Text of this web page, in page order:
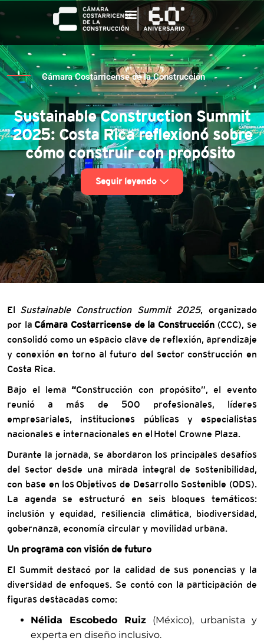
Cámara Costarricense de la Construcción
Sustainable Construction Summit
2025: Costa Rica reflexionó sobre
cómo construir con propósito
Seguir leyendo
El Sustainable Construction Summit 2025, organizado
por la Cámara Costarricense de la Construcción (CCC), se
consolidó como un espacio clave de reflexión, aprendizaje
y conexión en torno al futuro del sector construcción en
Costa Rica.
Bajo el lema “Construcción con propósito”, el evento
reunió a más de 500 profesionales, líderes
empresariales, instituciones públicas y especialistas
nacionales e internacionales en el Hotel Crowne Plaza.
Durante la jornada, se abordaron los principales desafíos
del sector desde una mirada integral de sostenibilidad,
con base en los Objetivos de Desarrollo Sostenible (ODS).
La agenda se estructuró en seis bloques temáticos:
inclusión y equidad, resiliencia climática, biodiversidad,
gobernanza, economía circular y movilidad urbana.
Un programa con visión de futuro
El Summit destacó por la calidad de sus ponencias y la
diversidad de enfoques. Se contó con la participación de
figuras destacadas como:
Nélida Escobedo Ruiz (México), urbanista y
experta en diseño inclusivo.